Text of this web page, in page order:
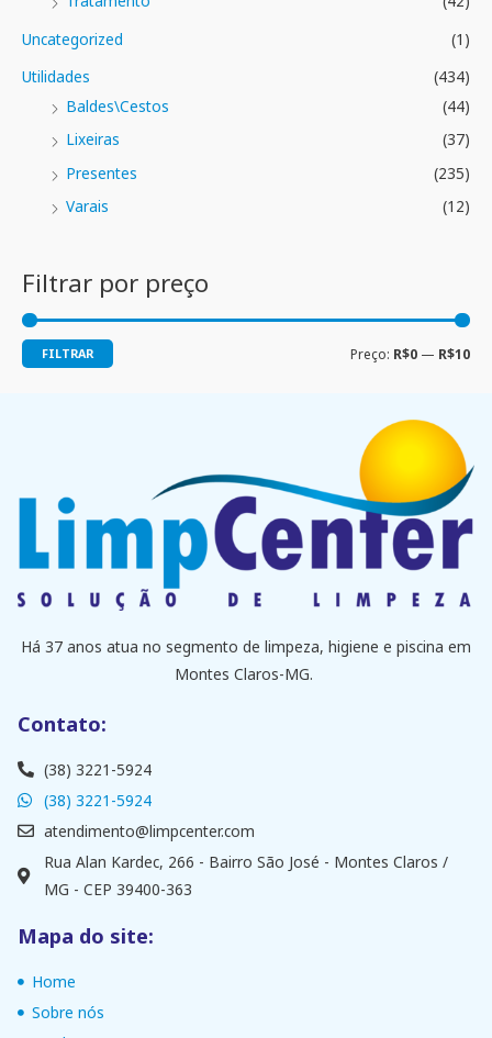
Uncategorized
(1)
Utilidades
(434)
Baldes\Cestos
(44)
Lixeiras
(37)
Presentes
(235)
Varais
(12)
Filtrar por preço
FILTRAR Preço: R$0 — R$10
Há 37 anos atua no segmento de limpeza, higiene e piscina em
Montes Claros-MG.
Contato:
(38) 3221-5924
(38) 3221-5924
atendimento@limpcenter.com
Rua Alan Kardec, 266 - Bairro São José - Montes Claros /
MG - CEP 39400-363
Mapa do site:
Home
Sobre nós